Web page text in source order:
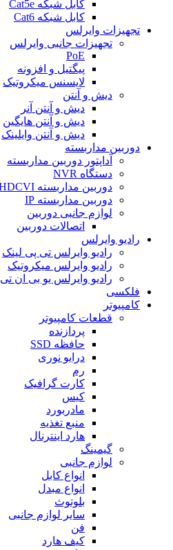
کابل شبکه Cat5e
کابل شبکه Cat6
تجهیزات وایرلس
تجهیزات جانبی وایرلس
PoE
پيگتيل و افزونه
لایسنس میکروتیک
دیش و آنتن
دیش و آنتن آنر
دیش و آنتن هایگین
دیش و آنتن وایلینک
دوربین مداربسته
آداپتور دوربین مداربسته
دستگاه NVR
دوربین مداربسته HDCVI
دوربین مداربسته IP
لوازم جانبی دوربین
اتصالات دوربین
رادیو وایرلس
رادیو وایرلس تی پی لینک
رادیو وایرلس میکروتیک
رادیو وایرلس یو بی ان تی
فلکسی
کامپیوتر
قطعات کامپیوتر
پردازنده
حافظه SSD
درایو نوری
رم
کارت گرافیک
کیس
مادربورد
منبع تغذیه
هارد اینترنال
گیمینگ
لوازم جانبی
انواع کابل
انواع مبدل
بلوتوث
سایر لوازم جانبی
فن
کیف هارد